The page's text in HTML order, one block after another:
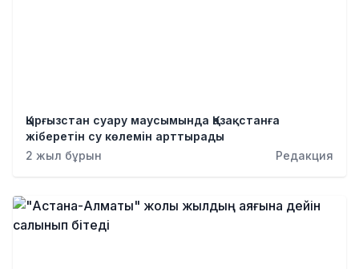
Қырғызстан суару маусымында Қазақстанға
жіберетін су көлемін арттырады
2 жыл бұрын
Редакция